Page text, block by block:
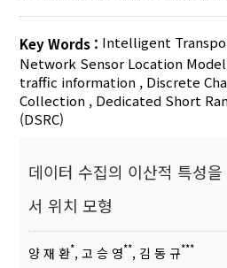
Key Words : Intelligent
Network Sensor Location Model
traffic information , Discrete
Collection , Dedicated Short
(DSRC)
데이터 수집의 이산적 특성
서 위치 모형
양 재 환*, 고 승 영**, 김 동 규***